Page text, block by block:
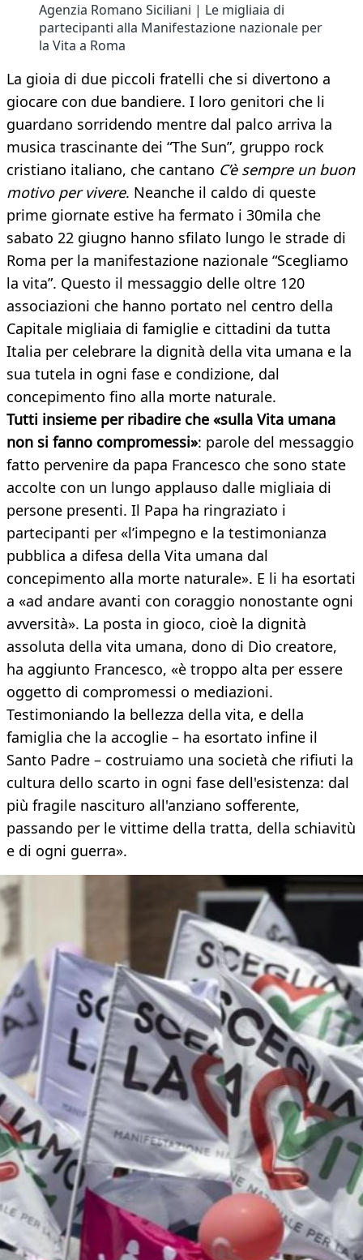
Agenzia Romano Siciliani | Le migliaia di
partecipanti alla Manifestazione nazionale per
la Vita a Roma
La gioia di due piccoli fratelli che si divertono a
giocare con due bandiere. I loro genitori che li
guardano sorridendo mentre dal palco arriva la
musica trascinante dei “The Sun”, gruppo rock
cristiano italiano, che cantano C’è sempre un buon
motivo per vivere. Neanche il caldo di queste
prime giornate estive ha fermato i 30mila che
sabato 22 giugno hanno sfilato lungo le strade di
Roma per la manifestazione nazionale “Scegliamo
la vita”. Questo il messaggio delle oltre 120
associazioni che hanno portato nel centro della
Capitale migliaia di famiglie e cittadini da tutta
Italia per celebrare la dignità della vita umana e la
sua tutela in ogni fase e condizione, dal
concepimento fino alla morte naturale.
Tutti insieme per ribadire che «sulla Vita umana
non si fanno compromessi»: parole del messaggio
fatto pervenire da papa Francesco che sono state
accolte con un lungo applauso dalle migliaia di
persone presenti. Il Papa ha ringraziato i
partecipanti per «l’impegno e la testimonianza
pubblica a difesa della Vita umana dal
concepimento alla morte naturale». E li ha esortati
a «ad andare avanti con coraggio nonostante ogni
avversità». La posta in gioco, cioè la dignità
assoluta della vita umana, dono di Dio creatore,
ha aggiunto Francesco, «è troppo alta per essere
oggetto di compromessi o mediazioni.
Testimoniando la bellezza della vita, e della
famiglia che la accoglie – ha esortato infine il
Santo Padre – costruiamo una società che rifiuti la
cultura dello scarto in ogni fase dell'esistenza: dal
più fragile nascituro all'anziano sofferente,
passando per le vittime della tratta, della schiavitù
e di ogni guerra».